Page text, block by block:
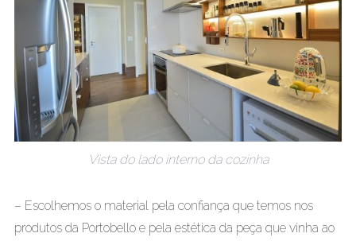
Vista do lado interno da cozinha
– Escolhemos o material pela confiança que temos nos
produtos da Portobello e pela estética da peça que vinha ao